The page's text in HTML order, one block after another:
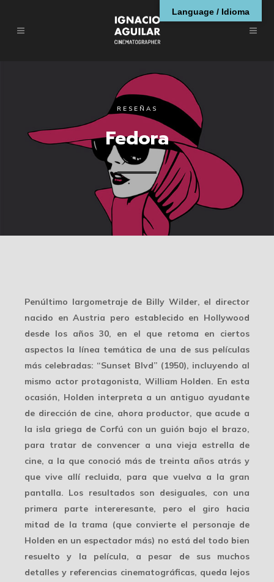
RESEÑAS
Fedora
Penúltimo largometraje de Billy Wilder, el director
nacido en Austria pero establecido en Hollywood
desde los años 30, en el que retoma en ciertos
aspectos la línea temática de una de sus películas
más celebradas: “Sunset Blvd” (1950), incluyendo al
mismo actor protagonista, William Holden. En esta
ocasión, Holden interpreta a un antiguo ayudante
de dirección de cine, ahora productor, que acude a
la isla griega de Corfú con un guión bajo el brazo,
para tratar de convencer a una vieja estrella de
cine, a la que conoció más de treinta años atrás y
que vive allí recluida, para que vuelva a la gran
pantalla. Los resultados son desiguales, con una
primera parte intereresante, pero el giro hacia
mitad de la trama (que convierte el personaje de
Holden en un espectador más) no está del todo bien
resuelto y la película, a pesar de sus muchos
detalles y referencias cinematográficas, queda lejos
Language / Idioma